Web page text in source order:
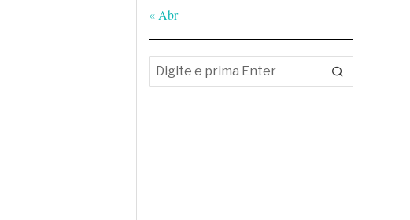
« Abr